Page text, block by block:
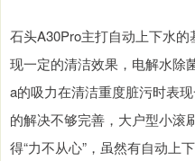
石头A30Pro主打自动上下水
现一定的清洁效果，电解水除
a的吸力在清洁重度脏污时表
的解决不够完善，大户型小滚
得“力不从心”，虽然有自动上